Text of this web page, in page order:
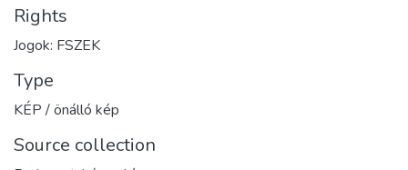
Rights
Jogok: FSZEK
Type
KÉP / önálló kép
Source collection